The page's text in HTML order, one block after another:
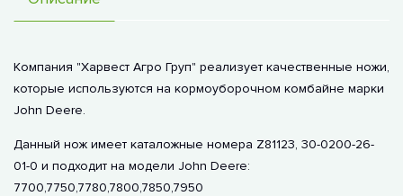
Компания "Харвест Агро Груп" реализует качественные ножи,
которые используются на кормоуборочном комбайне марки
John Deere.
Данный нож имеет каталожные номера Z81123, 30-0200-26-
01-0 и подходит на модели John Deere:
7700,7750,7780,7800,7850,7950